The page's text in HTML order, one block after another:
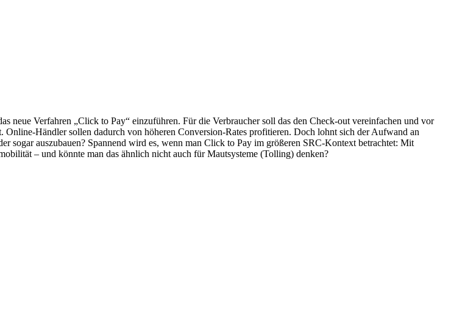
neue Verfahren „Click to Pay“ einzuführen. Für die Verbraucher soll das den Check-out vereinfachen und vor
Online-Händler sollen dadurch von höheren Conversion-Rates profitieren. Doch lohnt sich der Aufwand an
sogar auszubauen? Spannend wird es, wenn man Click to Pay im größeren SRC-Kontext betrachtet: Mit
– und könnte man das ähnlich nicht auch für Mautsysteme (Tolling) denken?